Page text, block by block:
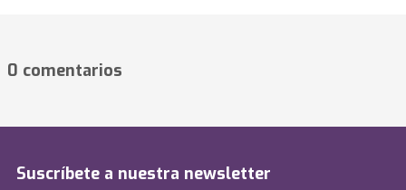
0 comentarios
Suscríbete a nuestra newsletter